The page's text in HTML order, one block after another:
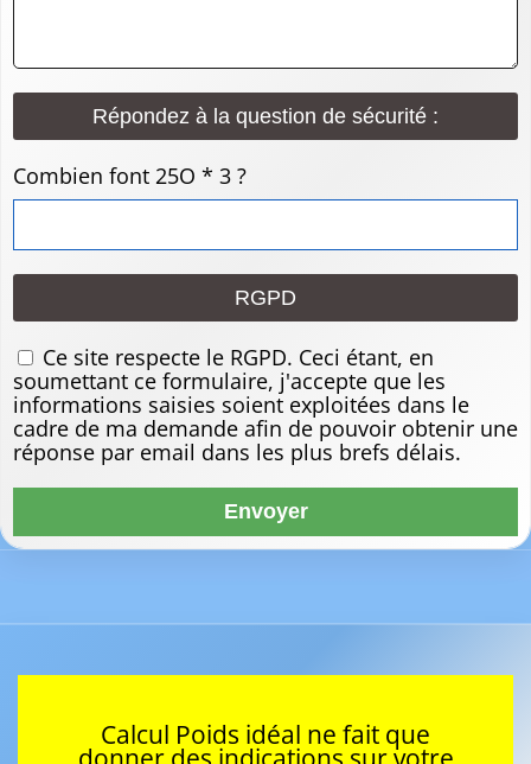
Répondez à la question de sécurité :
Combien font 25O * 3 ?
RGPD
Ce site respecte le RGPD. Ceci étant, en
soumettant ce formulaire, j'accepte que les
informations saisies soient exploitées dans le
cadre de ma demande afin de pouvoir obtenir une
réponse par email dans les plus brefs délais.
Calcul Poids idéal ne fait que